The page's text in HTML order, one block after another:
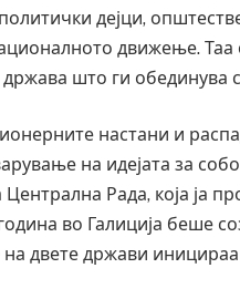
дејци,
движење. Таа
што ги обединува
настани и
на идејата за
Рада, која ја
во Галиција беше
двете држави